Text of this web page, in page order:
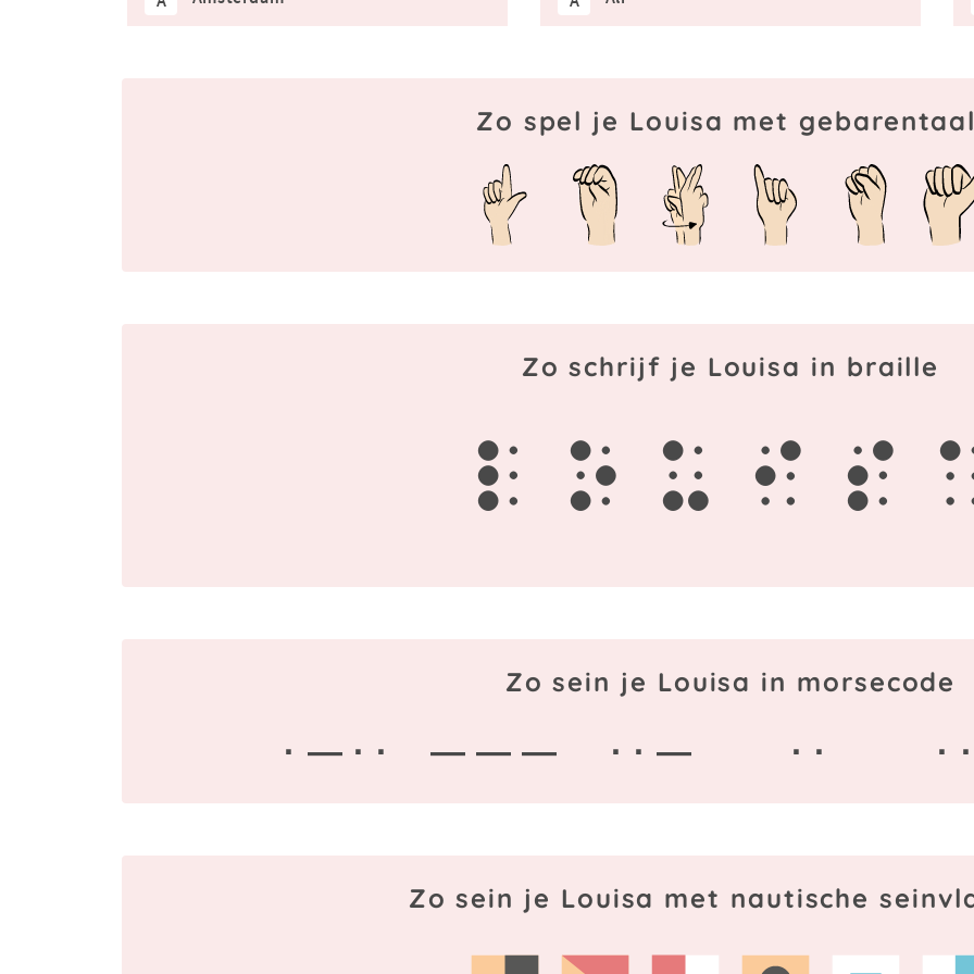
Zo spel je Louisa met
Zo schrijf je Louisa in braille
l o u i s
Zo sein je Louisa in morsecode
· — · · — — — · · — · · ·
Zo sein je Louisa met nautische